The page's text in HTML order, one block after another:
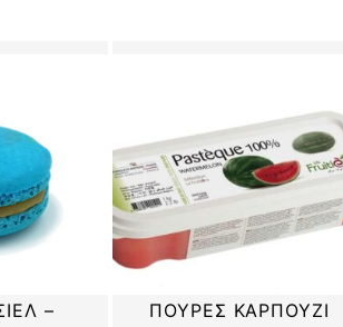
–
ΠΟΥΡΕΣ ΚΑΡΠΟΥΖΙ